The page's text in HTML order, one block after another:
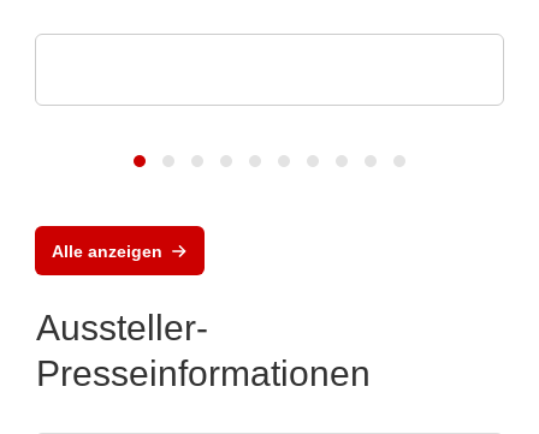
Alle anzeigen
Aussteller-
Presseinformationen